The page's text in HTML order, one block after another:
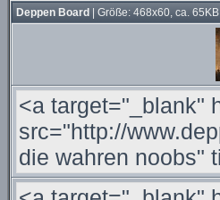
Deppen Board | Größe: 468x60, ca. 65KB